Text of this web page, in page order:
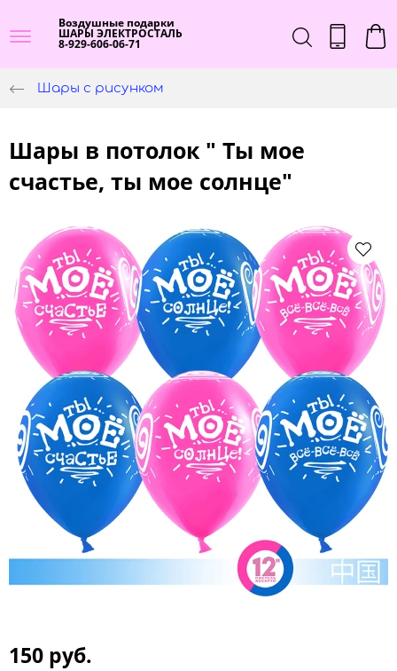
Воздушные подарки
ШАРЫ ЭЛЕКТРОСТАЛЬ
8-929-606-06-71
Шары с рисунком
Шары в потолок " Ты мое
счастье, ты мое солнце"
150 руб.